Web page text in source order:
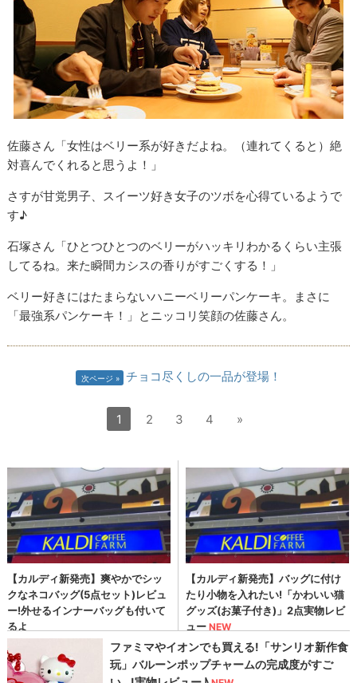
佐藤さん「女性はベリー系が好きだよね。（連れてくると）絶
対喜んでくれると思うよ！」
さすが甘党男子、スイーツ好き女子のツボを心得ているようで
す♪
石塚さん「ひとつひとつのベリーがハッキリわかるくらい主張
してるね。来た瞬間カシスの香りがすごくする！」
ベリー好きにはたまらないハニーベリーパンケーキ。まさに
「最強系パンケーキ！」とニッコリ笑顔の佐藤さん。
次ページ チョコ尽くしの一品が登場！
1 2 3 4 »